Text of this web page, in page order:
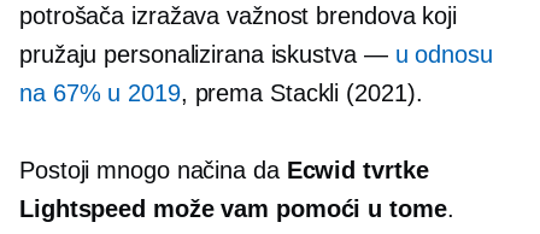
potrošača izražava važnost brendova koji
pružaju personalizirana iskustva — u odnosu
na 67% u 2019, prema Stackli (2021).
Postoji mnogo načina da Ecwid tvrtke
Lightspeed može vam pomoći u tome.